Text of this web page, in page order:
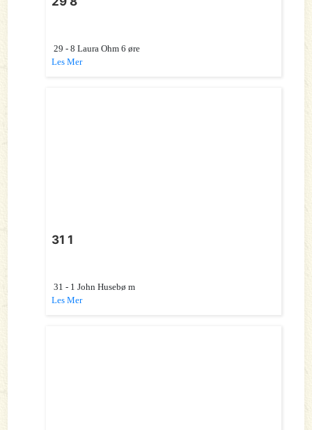
29 - 8 Laura Ohm 6 øre
Les Mer
31 1
31 - 1 John Husebø m
Les Mer